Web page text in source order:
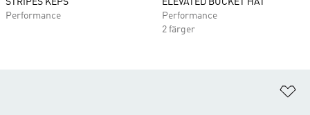
STRIPES KEPS
Performance
ELEVATED BUCKET HAT
Performance
2 färger